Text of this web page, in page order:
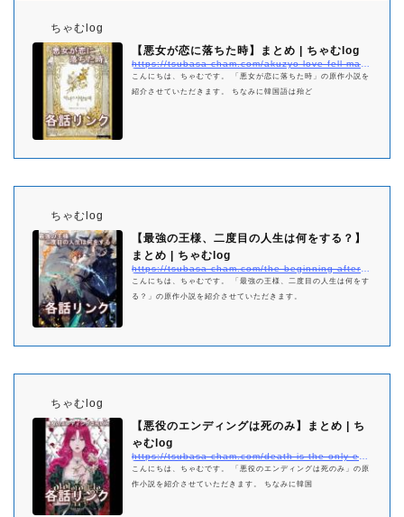
ちゃむlog
【悪女が恋に落ちた時】まとめ | ちゃむlog
こんにちは、ちゃむです。 「悪女が恋に落ちた時」の原作小説を
紹介させていただきます。 ちなみに韓国語は殆ど
ちゃむlog
【最強の王様、二度目の人生は何をする？】
まとめ | ちゃむlog
こんにちは、ちゃむです。 「最強の王様、二度目の人生は何をす
る？」の原作小説を紹介させていただきます。
ちゃむlog
【悪役のエンディングは死のみ】まとめ | ち
ゃむlog
こんにちは、ちゃむです。 「悪役のエンディングは死のみ」の原
作小説を紹介させていただきます。 ちなみに韓国